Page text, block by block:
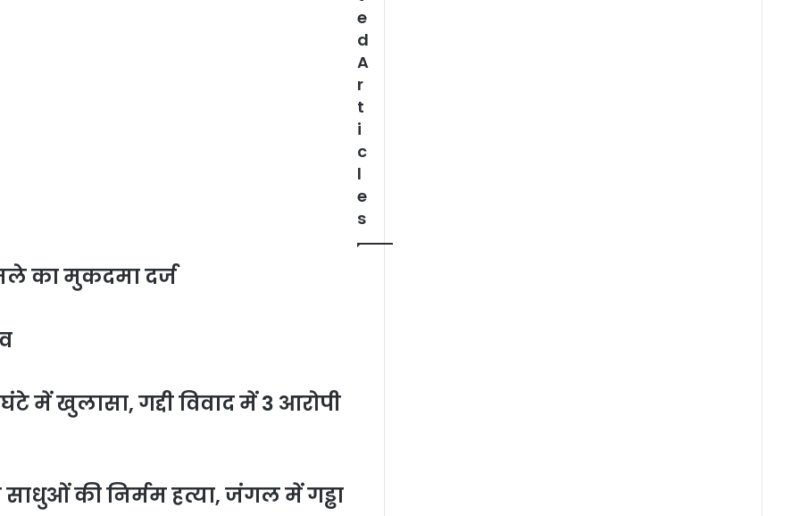
e
d
A
r
t
i
c
l
e
s
का मुकदमा दर्ज
में खुलासा, गद्दी विवाद में 3 आरोपी
की निर्मम हत्या, जंगल में गड्ढा